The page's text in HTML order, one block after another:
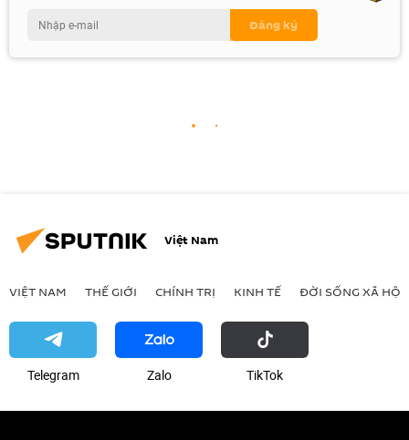
Việt Nam
VIỆT NAM THẾ GIỚI CHÍNH TRỊ KINH TẾ ĐỜI SỐNG XÃ HỘI
Telegram Zalo ТikТоk